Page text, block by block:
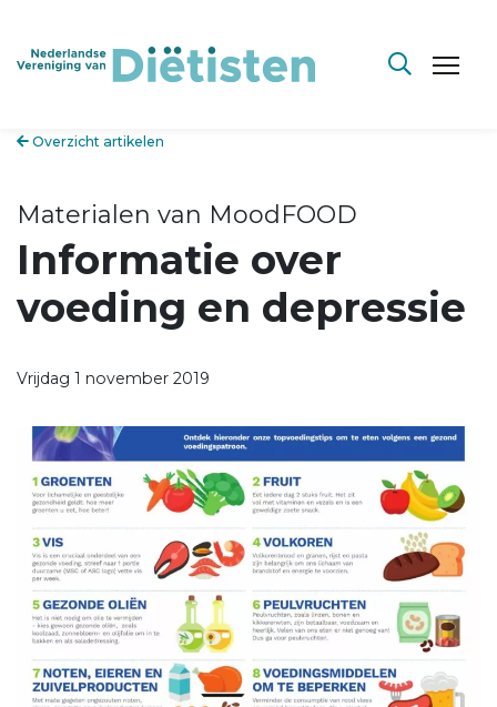
Overzicht artikelen
Materialen van MoodFOOD
Informatie over
voeding en depressie
Vrijdag 1 november 2019